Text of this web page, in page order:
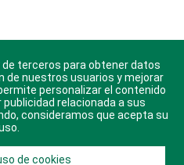
para Android, iOS y
Huawei.
terceros para obtener datos
de nuestros usuarios y mejorar
personalizar el contenido
relacionada a sus
consideramos que acepta su
de cookies